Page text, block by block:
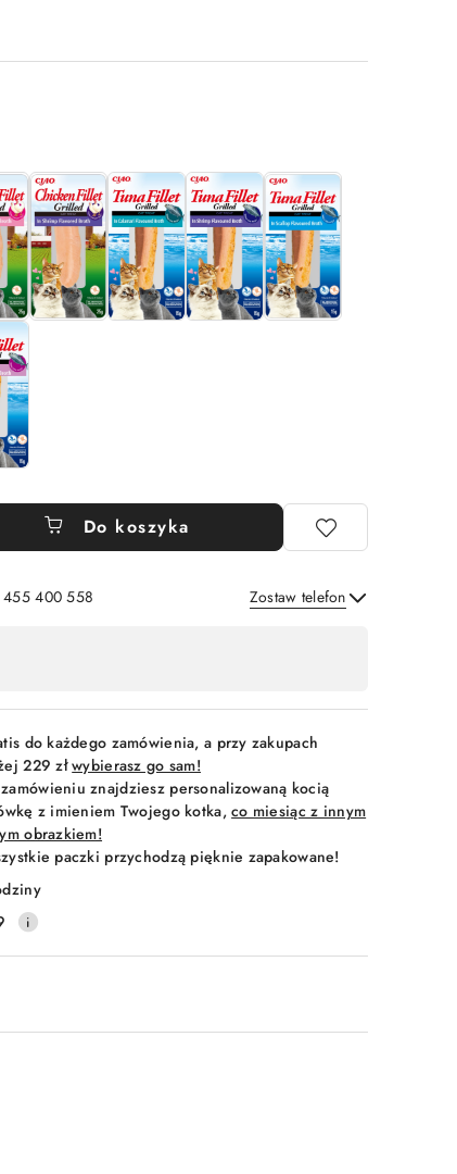
Do koszyka
455 400 558 Zostaw telefon
do każdego zamówienia, a przy zakupach
229 złwybierasz go sam!
znajdziesz personalizowaną kocią
z imieniem Twojego kotka,co miesiąc z innym
obrazkiem!
paczki przychodzą pięknie zapakowane!